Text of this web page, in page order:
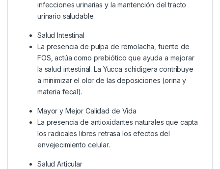
infecciones urinarias y la mantención del tracto
urinario saludable.
Salud Intestinal
La presencia de pulpa de remolacha, fuente de
FOS, actúa como prebiótico que ayuda a mejorar
la salud intestinal. La Yucca schidigera contribuye
a minimizar el olor de las deposiciones (orina y
materia fecal).
Mayor y Mejor Calidad de Vida
La presencia de antioxidantes naturales que capta
los radicales libres retrasa los efectos del
envejecimiento celular.
Salud Articular